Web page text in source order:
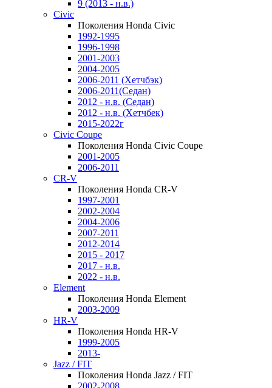
9 (2013 - н.в.)
Civic
Поколения Honda Civic
1992-1995
1996-1998
2001-2003
2004-2005
2006-2011 (Хетчбэк)
2006-2011(Седан)
2012 - н.в. (Седан)
2012 - н.в. (Хетчбек)
2015-2022г
Civic Coupe
Поколения Honda Civic Coupe
2001-2005
2006-2011
CR-V
Поколения Honda CR-V
1997-2001
2002-2004
2004-2006
2007-2011
2012-2014
2015 - 2017
2017 - н.в.
2022 - н.в.
Element
Поколения Honda Element
2003-2009
HR-V
Поколения Honda HR-V
1999-2005
2013-
Jazz / FIT
Поколения Honda Jazz / FIT
2002-2008